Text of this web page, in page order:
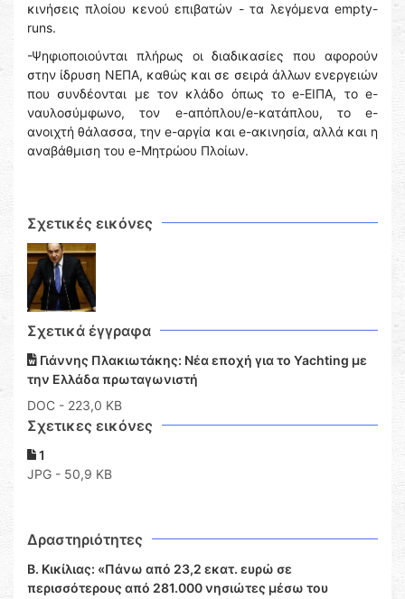
κινήσεις πλοίου κενού επιβατών - τα λεγόμενα empty-
runs.
-Ψηφιοποιούνται πλήρως οι διαδικασίες που αφορούν
στην ίδρυση ΝΕΠΑ, καθώς και σε σειρά άλλων ενεργειών
που συνδέονται με τον κλάδο όπως το e-ΕΙΠΑ, το e-
ναυλοσύμφωνο, τον e-απόπλου/e-κατάπλου, το e-
ανοιχτή θάλασσα, την e-αργία και e-ακινησία, αλλά και η
αναβάθμιση του e-Μητρώου Πλοίων.
Σχετικές εικόνες
Σχετικά έγγραφα
Γιάννης Πλακιωτάκης: Νέα εποχή για το Yachting με
την Ελλάδα πρωταγωνιστή
DOC - 223,0 KB
Σχετικες εικόνες
1
JPG - 50,9 KB
Δραστηριότητες
Β. Κικίλιας: «Πάνω από 23,2 εκατ. ευρώ σε
περισσότερους από 281.000 νησιώτες μέσω του